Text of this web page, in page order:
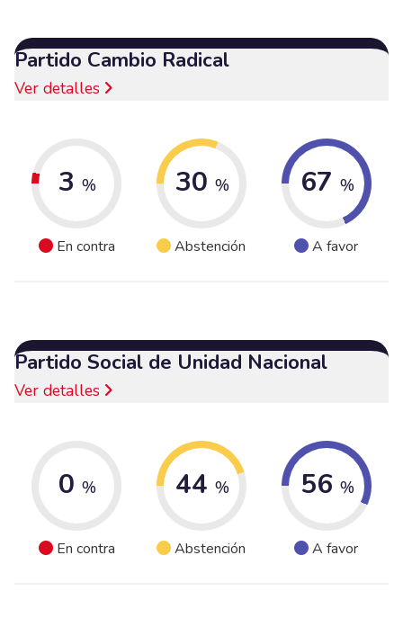
Partido Cambio Radical
Ver detalles
3 %
En contra
30 %
Abstención
67 %
A favor
Partido Social de Unidad Nacional
Ver detalles
0 %
En contra
44 %
Abstención
56 %
A favor